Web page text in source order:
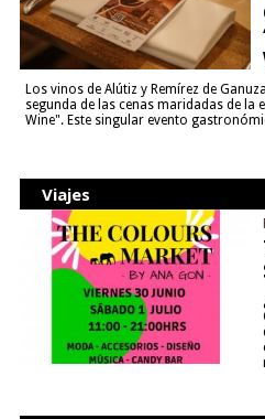
Los vinos de Alútiz y Remírez de
segunda de las cenas maridadas de la
Wine". Este singular evento
Viajes